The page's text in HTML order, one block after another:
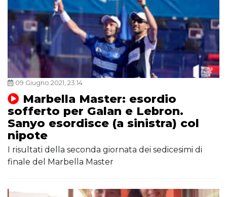
09 Giugno 2021, 23:14
Marbella Master: esordio
sofferto per Galan e Lebron.
Sanyo esordisce (a sinistra) col
nipote
I risultati della seconda giornata dei sedicesimi di
finale del Marbella Master